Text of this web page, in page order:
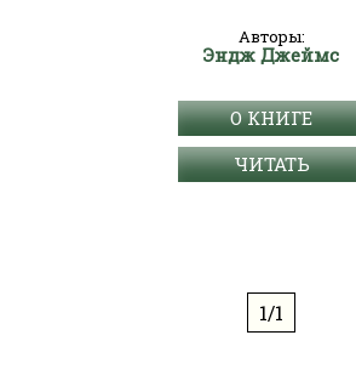
Авторы:
Эндж Джеймс
О КНИГЕ
ЧИТАТЬ
1/1